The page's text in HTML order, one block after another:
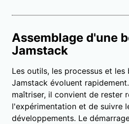
Assemblage d'une
Jamstack
Les outils, les processus et
Jamstack évoluent
maîtriser, il convient de rester
l'expérimentation et de suivre
développements. Le